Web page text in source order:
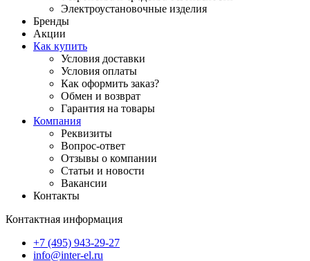
Электроустановочные изделия
Бренды
Акции
Как купить
Условия доставки
Условия оплаты
Как оформить заказ?
Обмен и возврат
Гарантия на товары
Компания
Реквизиты
Вопрос-ответ
Отзывы о компании
Статьи и новости
Вакансии
Контакты
Контактная информация
+7 (495) 943-29-27
info@inter-el.ru